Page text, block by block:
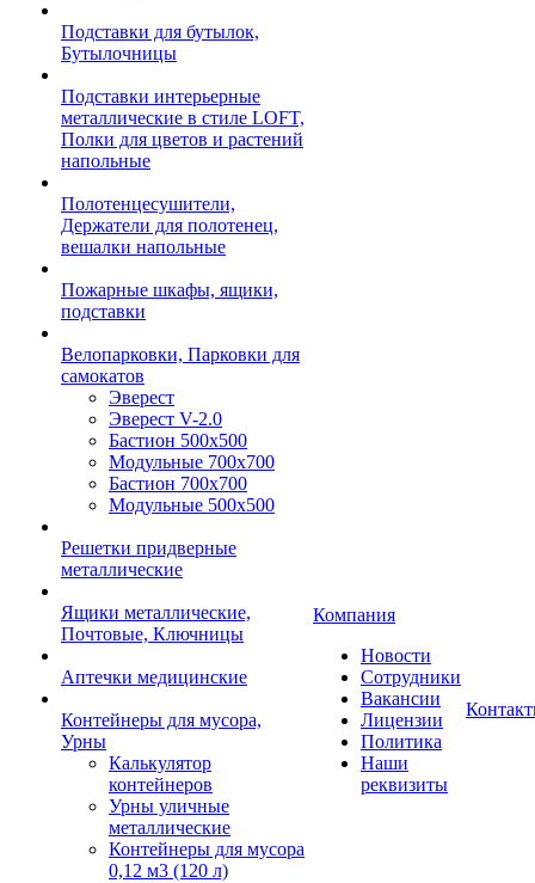
Подставки для бутылок,
Бутылочницы
Подставки интерьерные
металлические в стиле LOFT,
Полки для цветов и растений
напольные
Полотенцесушители,
Держатели для полотенец,
вешалки напольные
Пожарные шкафы, ящики,
подставки
Велопарковки, Парковки для
самокатов
Эверест
Эверест V-2.0
Бастион 500х500
Модульные 700х700
Бастион 700х700
Модульные 500х500
Решетки придверные
металлические
Ящики металлические,
Почтовые, Ключницы
Аптечки медицинские
Контейнеры для мусора,
Урны
Калькулятор
контейнеров
Урны уличные
металлические
Контейнеры для мусора
0,12 м3 (120 л)
Компания
Новости
Сотрудники
Вакансии
Лицензии
Политика
Наши
реквизиты